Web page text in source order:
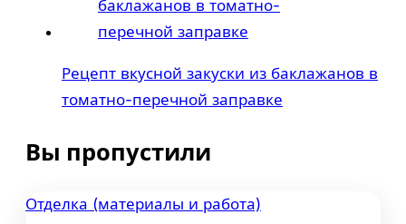
Рецепт вкусной закуски из баклажанов в
томатно-перечной заправке
Вы пропустили
Отделка (материалы и работа)